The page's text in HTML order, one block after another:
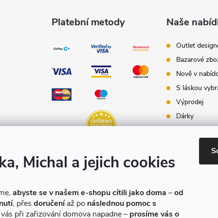
Michal a jejich cookies
abyste se v našem e-shopu cítili jako doma –od
, přes doručeníaž po následnou pomoc s
při zařizování domova napadne – prosíme vás o
Platební metody Naše
Outlet
Bazarové
Nově v
S láskou
Výprodej
Dárky
e-shopu